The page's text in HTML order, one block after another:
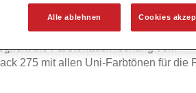
die Farbtonausmischung vom
275 mit allen Uni-Farbtönen für die
Alle ablehnen Cookies